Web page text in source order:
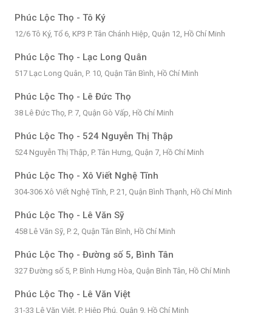
Phúc Lộc Thọ - Tô Ký
12/6 Tô Ký, Tổ 6, KP3 P. Tân Chánh Hiệp, Quận 12, Hồ Chí Minh
Phúc Lộc Thọ - Lạc Long Quân
517 Lạc Long Quân, P. 10, Quận Tân Bình, Hồ Chí Minh
Phúc Lộc Thọ - Lê Đức Thọ
38 Lê Đức Thọ, P. 7, Quận Gò Vấp, Hồ Chí Minh
Phúc Lộc Thọ - 524 Nguyễn Thị Thập
524 Nguyễn Thị Thập, P. Tân Hưng, Quận 7, Hồ Chí Minh
Phúc Lộc Thọ - Xô Viết Nghệ Tĩnh
304-306 Xô Viết Nghệ Tĩnh, P. 21, Quận Bình Thạnh, Hồ Chí Minh
Phúc Lộc Thọ - Lê Văn Sỹ
458 Lê Văn Sỹ, P. 2, Quận Tân Bình, Hồ Chí Minh
Phúc Lộc Thọ - Đường số 5, Bình Tân
327 Đường số 5, P. Bình Hưng Hòa, Quận Bình Tân, Hồ Chí Minh
Phúc Lộc Thọ - Lê Văn Việt
31-33 Lê Văn Việt, P. Hiệp Phú, Quận 9, Hồ Chí Minh